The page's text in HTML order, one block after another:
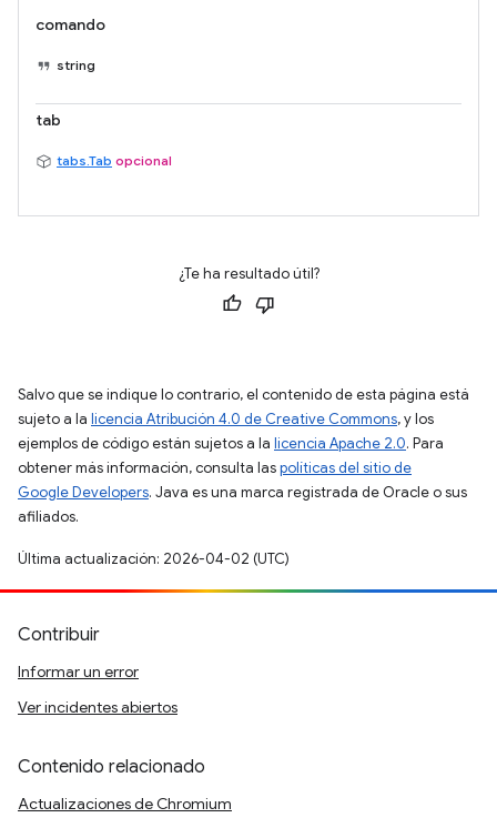
comando
string
tab
tabs.Tab opcional
¿Te ha resultado útil?
Salvo que se indique lo contrario, el contenido de esta página está
sujeto a la licencia Atribución 4.0 de Creative Commons, y los
ejemplos de código están sujetos a la licencia Apache 2.0. Para
obtener más información, consulta laspolíticas del sitio de
Google Developers. Java es una marca registrada de Oracle o sus
afiliados.
Última actualización: 2026-04-02 (UTC)
Contribuir
Informar un error
Ver incidentes abiertos
Contenido relacionado
Actualizaciones de Chromium